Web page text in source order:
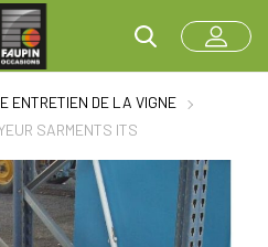
ENTRETIEN DE LA VIGNE
SARMENTS ITS